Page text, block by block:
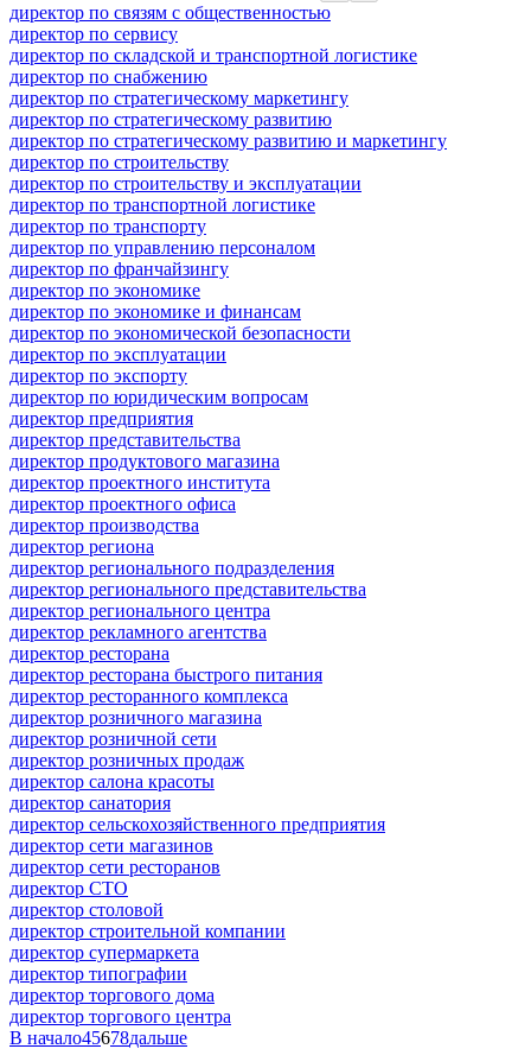
директор по связям с общественностью
директор по сервису
директор по складской и транспортной логистике
директор по снабжению
директор по стратегическому маркетингу
директор по стратегическому развитию
директор по стратегическому развитию и маркетингу
директор по строительству
директор по строительству и эксплуатации
директор по транспортной логистике
директор по транспорту
директор по управлению персоналом
директор по франчайзингу
директор по экономике
директор по экономике и финансам
директор по экономической безопасности
директор по эксплуатации
директор по экспорту
директор по юридическим вопросам
директор предприятия
директор представительства
директор продуктового магазина
директор проектного института
директор проектного офиса
директор производства
директор региона
директор регионального подразделения
директор регионального представительства
директор регионального центра
директор рекламного агентства
директор ресторана
директор ресторана быстрого питания
директор ресторанного комплекса
директор розничного магазина
директор розничной сети
директор розничных продаж
директор салона красоты
директор санатория
директор сельскохозяйственного предприятия
директор сети магазинов
директор сети ресторанов
директор СТО
директор столовой
директор строительной компании
директор супермаркета
директор типографии
директор торгового дома
директор торгового центра
В начало45678дальше